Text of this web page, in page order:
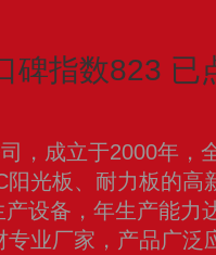
碑指数823 已
，成立于2000年，
光板、耐力板的高
设备，年生产能力
业厂家，产品广泛